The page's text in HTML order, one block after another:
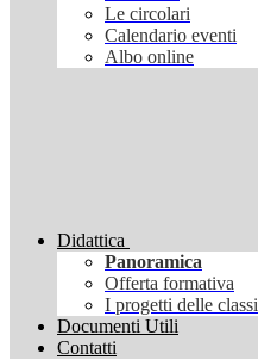
Le circolari
Calendario eventi
Albo online
Didattica
Panoramica
Offerta formativa
I progetti delle classi
Documenti Utili
Contatti